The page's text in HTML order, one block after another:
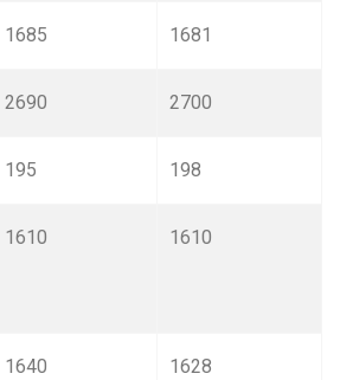
1685 1681
2690 2700
195 198
1610 1610
1640 1628